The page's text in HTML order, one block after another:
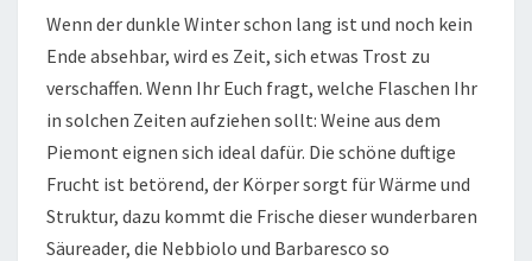
Wenn der dunkle Winter schon lang ist und noch kein
Ende absehbar, wird es Zeit, sich etwas Trost zu
verschaffen. Wenn Ihr Euch fragt, welche Flaschen Ihr
in solchen Zeiten aufziehen sollt: Weine aus dem
Piemont eignen sich ideal dafür. Die schöne duftige
Frucht ist betörend, der Körper sorgt für Wärme und
Struktur, dazu kommt die Frische dieser wunderbaren
Säureader, die Nebbiolo und Barbaresco so